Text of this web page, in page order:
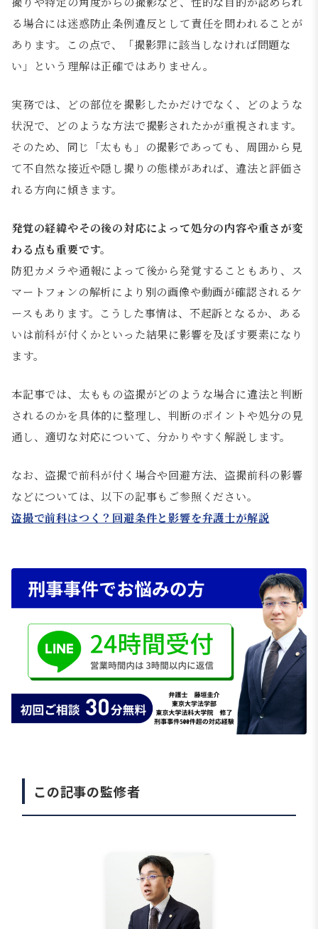
る場合には迷惑防止条例違反として責任を問われることが
あります。この点で、「撮影罪に該当しなければ問題な
い」という理解は正確ではありません。
実務では、どの部位を撮影したかだけでなく、どのような
状況で、どのような方法で撮影されたかが重視されます。
そのため、同じ「太もも」の撮影であっても、周囲から見
て不自然な接近や隠し撮りの態様があれば、違法と評価さ
れる方向に傾きます。
発覚の経緯やその後の対応によって処分の内容や重さが変
わる点も重要です。
防犯カメラや通報によって後から発覚することもあり、ス
マートフォンの解析により別の画像や動画が確認されるケ
ースもあります。こうした事情は、不起訴となるか、ある
いは前科が付くかといった結果に影響を及ぼす要素になり
ます。
本記事では、太ももの盗撮がどのような場合に違法と判断
されるのかを具体的に整理し、判断のポイントや処分の見
通し、適切な対応について、分かりやすく解説します。
なお、盗撮で前科が付く場合や回避方法、盗撮前科の影響
などについては、以下の記事もご参照ください。
盗撮で前科はつく？回避条件と影響を弁護士が解説
この記事の監修者